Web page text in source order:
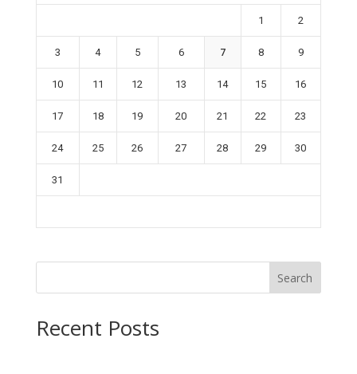
1 2
3 4 5 6 7 8 9
10 11 12 13 14 15 16
17 18 19 20 21 22 23
24 25 26 27 28 29 30
31
Search
Recent Posts